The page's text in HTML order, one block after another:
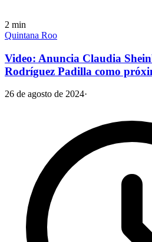
2 min
Quintana Roo
Video: Anuncia Claudia
Rodríguez Padilla como
26 de agosto de 2024·